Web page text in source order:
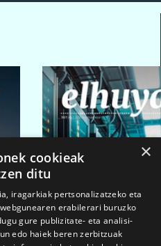
×
cookieak
ditu
iragarkiak pertsonalizatzeko eta
erabilerari buruzko
gure publizitate- eta analisi-
edo haiek beren zerbitzuak